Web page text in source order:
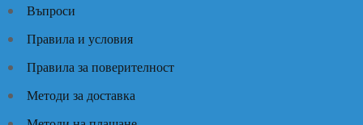
Въпроси
Правила и условия
Правила за поверителност
Методи за доставка